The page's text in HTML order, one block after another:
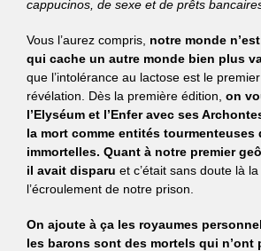
cappucinos, de sexe et de prêts
Vous l’aurez compris, notre monde
qui cache un autre monde bien plus
que l’intolérance au lactose est le
révélation. Dès la première édition, on
l’Elyséum et l’Enfer avec ses
la mort comme entités tourmenteuses
immortelles. Quant à notre premier
il avait disparu et c’était sans doute là
l’écroulement de notre prison.
On ajoute à ça les royaumes
les barons sont des mortels qui n’ont